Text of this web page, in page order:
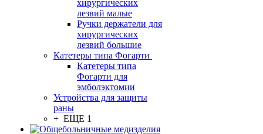
хирургических
лезвий малые
Ручки держатели для
хирургических
лезвий большие
Катетеры типа Фогарти
Катетеры типа
Фогарти для
эмболэктомии
Устройства для защиты
раны
+ ЕЩЕ 1